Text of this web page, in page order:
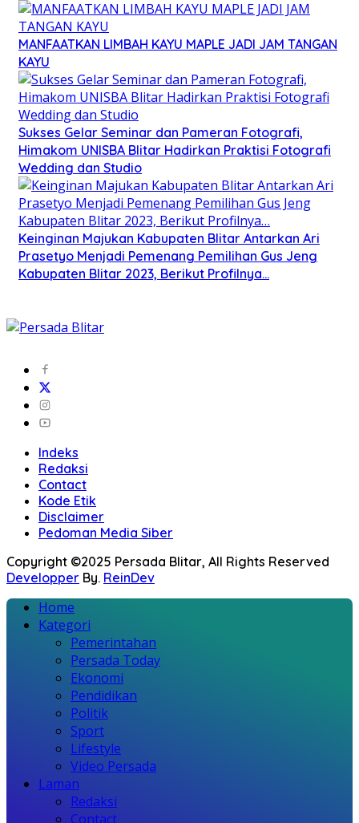
MANFAATKAN LIMBAH KAYU MAPLE JADI JAM TANGAN
KAYU
Sukses Gelar Seminar dan Pameran Fotografi,
Himakom UNISBA Blitar Hadirkan Praktisi Fotografi
Wedding dan Studio
Keinginan Majukan Kabupaten Blitar Antarkan Ari
Prasetyo Menjadi Pemenang Pemilihan Gus Jeng
Kabupaten Blitar 2023, Berikut Profilnya…
Indeks
Redaksi
Contact
Kode Etik
Disclaimer
Pedoman Media Siber
Copyright ©2025 Persada Blitar, All Rights Reserved
Developper By. ReinDev
Home
Kategori
Pemerintahan
Persada Today
Ekonomi
Pendidikan
Politik
Sport
Lifestyle
Video Persada
Laman
Redaksi
Contact